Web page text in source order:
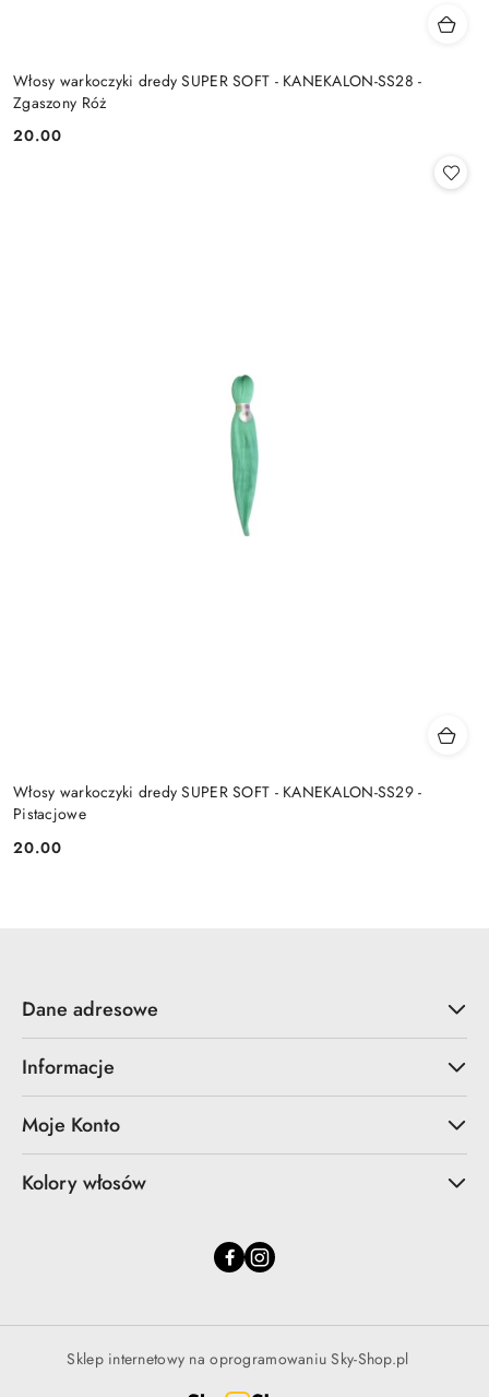
Włosy warkoczyki dredy SUPER SOFT - KANEKALON-SS28 -
Zgaszony Róż
Cena:
20.00
Włosy warkoczyki dredy SUPER SOFT - KANEKALON-SS29 -
Pistacjowe
Cena:
20.00
Dane adresowe
Informacje
Moje Konto
Kolory włosów
Sklep internetowy na oprogramowaniu Sky-Shop.pl